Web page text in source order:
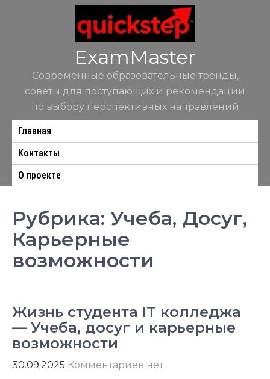
ExamMaster
Современные образовательные тренды,
советы для поступающих и рекомендации
по выбору перспективных направлений
Главная
Контакты
О проекте
Рубрика: Учеба, Досуг,
Карьерные
возможности
Жизнь студента IT колледжа
— Учеба, досуг и карьерные
возможности
30.09.2025 Комментариев нет